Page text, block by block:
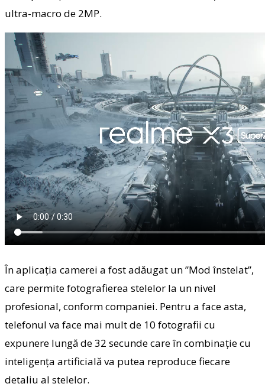
ultra-macro de 2MP.
În aplicația camerei a fost adăugat un ”Mod înstelat”,
care permite fotografierea stelelor la un nivel
profesional, conform companiei. Pentru a face asta,
telefonul va face mai mult de 10 fotografii cu
expunere lungă de 32 secunde care în combinație cu
inteligența artificială va putea reproduce fiecare
detaliu al stelelor.